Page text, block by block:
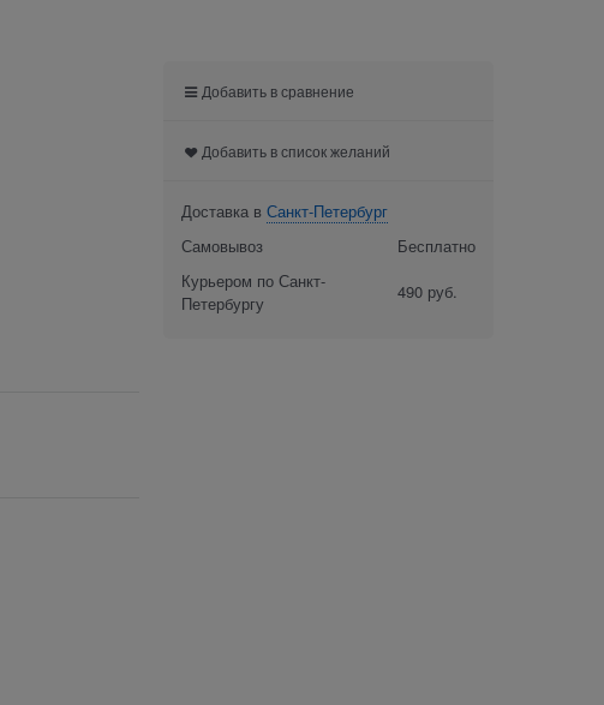
Добавить в сравнение
Добавить в список желаний
Доставка в Санкт-Петербург
Самовывоз
Бесплатно
Курьером по Санкт-
Петербургу
490 руб.